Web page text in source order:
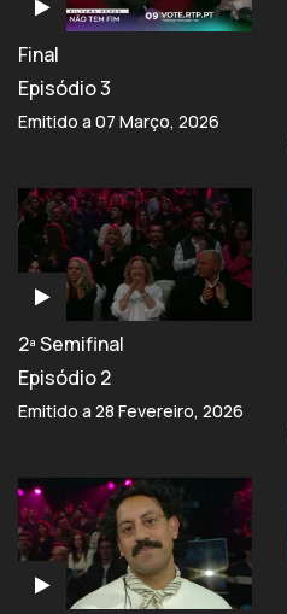
Final
Episódio 3
Emitido a 07 Março, 2026
2ª Semifinal
Episódio 2
Emitido a 28 Fevereiro, 2026